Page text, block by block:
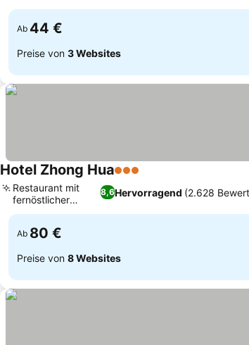
Ab 44 €
Preise von 3 Websites
Hotel Zhong Hua3 Sterne
8,6Hervorragend (2.628
Restaurant mit
fernöstlicher
Küche
Ab 80 €
Preise von 8 Websites